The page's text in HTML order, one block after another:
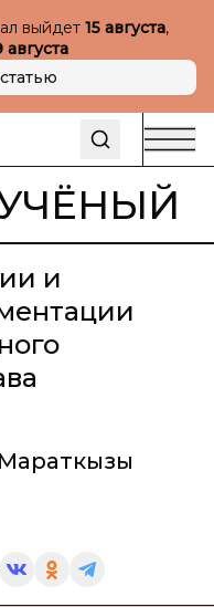
выйдет 15 августа,
августа
и